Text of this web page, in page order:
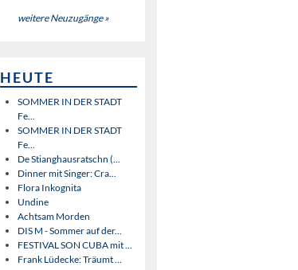
weitere Neuzugänge »
HEUTE
SOMMER IN DER STADT
Fe...
SOMMER IN DER STADT
Fe...
De Stianghausratschn (...
Dinner mit Singer: Cra...
Flora Inkognita
Undine
Achtsam Morden
DIS M - Sommer auf der...
FESTIVAL SON CUBA mit ...
Frank Lüdecke: Träumt ...